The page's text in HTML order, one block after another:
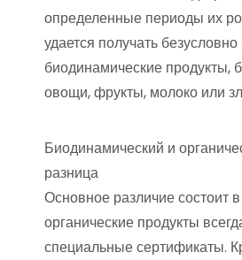
определенные периоды их
удается получать
биодинамические продукты,
овощи, фрукты, молоко или
Биодинамический и
разница
Основное различие состоит
органические продукты
специальные сертификаты.